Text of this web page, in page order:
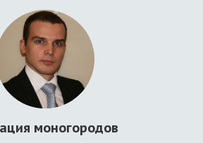
моногородов